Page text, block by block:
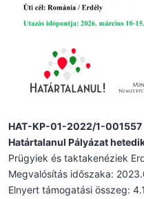
HAT-KP-01-2022/1-001557
Határtalanul Pályázat
Prügyiek és taktakenéziek
Megvalósítás időszaka:
Elnyert támogatási összeg: